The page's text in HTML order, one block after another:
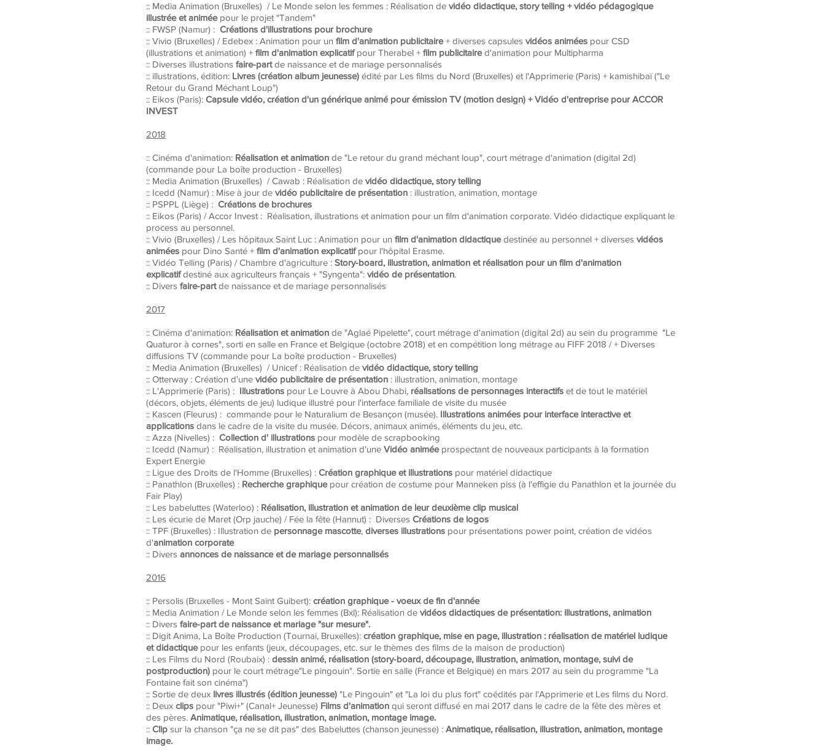
:: Media Animation (Bruxelles) / Le Monde selon les femmes : Réalisation de vidéo didactique, story telling + vidéo pédagogique
illustrée et animée pour le projet "Tandem"
:: FWSP (Namur) : Créations d'illustrations pour brochure
:: Vivio (Bruxelles) / Edebex : Animation pour un film d'animation publicitaire+ diverses capsules vidéos animées pour CSD
(illustrations et animation) + film d'animation explicatifpour Therabel + film publicitaired'animation pour Multipharma
:: Diverses illustrations faire-partde naissance et de mariage personnalisés
:: illustrations, édition: Livres (création album jeunesse) édité par Les films du Nord (Bruxelles) et l'Apprimerie (Paris) + kamishibaï ("Le
Retour du Grand Méchant Loup")
:: Eikos (Paris): Capsule vidéo, création d'un générique animé pour émission TV (motion design) + Vidéo d'entreprise pour ACCOR
INVEST
2018
:: Cinéma d'animation: Réalisation et animation de "Le retour du grand méchant loup", court métrage d'animation (digital 2d)
(commande pour La boîte production - Bruxelles)
:: Media Animation (Bruxelles) / Cawab : Réalisation de vidéo didactique, story telling
:: Icedd (Namur) : Mise à jour de vidéo publicitaire de présentation : illustration, animation, montage
:: PSPPL (Liège) : Créations de brochures
:: Eikos (Paris) / Accor Invest : Réalisation, illustrations et animation pour un film d'animation corporate. Vidéo didactique expliquant le
process au personnel.
:: Vivio (Bruxelles) / Les hôpitaux Saint Luc : Animation pour un film d'animation didactiquedestinée au personnel + diverses vidéos
animées pour Dino Santé + film d'animation explicatifpour l'hôpital Erasme.
:: Vidéo Telling (Paris) / Chambre d'agriculture : Story-board, illustration, animation et réalisation pour un film d'animation
explicatifdestiné aux agriculteurs français + "Syngenta": vidéo de présentation.
:: Divers faire-partde naissance et de mariage personnalisés
2017
:: Cinéma d'animation: Réalisation et animation de "Aglaé Pipelette", court métrage d'animation (digital 2d) au sein du programme "Le
Quaturor à cornes", sorti en salle en France et Belgique (octobre 2018) et en compétition long métrage au FIFF 2018 / + Diverses
diffusions TV (commande pour La boîte production - Bruxelles)
:: Media Animation (Bruxelles) / Unicef : Réalisation de vidéo didactique, story telling
:: Otterway : Création d'une vidéo publicitaire de présentation : illustration, animation, montage
:: L'Apprimerie (Paris) : Illustrations pour Le Louvre à Abou Dhabi, réalisations de personnages interactifs et de tout le matériel
(décors, objets, éléments de jeu) ludique illustré pour l'interface familiale de visite du musée
:: Kascen (Fleurus) : commande pour le Naturalium de Besançon (musée). Illustrations animées pour interface interactive et
applications dans le cadre de la visite du musée. Décors, animaux animés, éléments du jeu, etc.
:: Azza (Nivelles) : Collection d' illustrations pour modèle de scrapbooking
:: Icedd (Namur) : Réalisation, illustration et animation d'une Vidéo animée prospectant de nouveaux participants à la formation
Expert Energie
:: Ligue des Droits de l'Homme (Bruxelles) : Création graphique et illustrations pour matériel didactique
:: Panathlon (Bruxelles) : Recherche graphique pour création de costume pour Manneken piss (à l'effigie du Panathlon et la journée du
Fair Play)
:: Les babeluttes (Waterloo) : Réalisation, illustration et animation de leur deuxième clip musical
:: Les écurie de Maret (Orp jauche) / Fée la fête (Hannut) : Diverses Créations de logos
:: TPF (Bruxelles) : Illustration de personnage mascotte, diverses illustrations pour présentations power point, création de vidéos
d'animation corporate
:: Divers annonces de naissance et de mariage personnalisés
2016
:: Persolis (Bruxelles - Mont Saint Guibert): création graphique - voeux de fin d'année
:: Media Animation / Le Monde selon les femmes (Bxl): Réalisation de vidéos didactiques de présentation: illustrations, animation
:: Divers faire-part de naissance et mariage "sur mesure".
:: Digit Anima, La Boîte Production (Tournai, Bruxelles): création graphique, mise en page, illustration : réalisation de matériel ludique
et didactiquepour les enfants (jeux, découpages, etc. sur le thèmes des films de la maison de production)
:: Les Films du Nord (Roubaix) : dessin animé, réalisation (story-board, découpage, illustration, animation, montage, suivi de
postproduction) pour le court métrage"Le pingouin". Sortie en salle (France et Belgique) en mars 2017 au sein du programme "La
Fontaine fait son cinéma")
:: Sortie de deux livres illustrés (édition jeunesse) "Le Pingouin" et "La loi du plus fort" coédités par l'Apprimerie et Les films du Nord.
:: Deux clips pour "Piwi+" (Canal+ Jeunesse) Films d'animation qui seront diffusé en mai 2017 dans le cadre de la fête des mères et
des pères. Animatique, réalisation, illustration, animation, montage image.
:: Clip sur la chanson "ça ne se dit pas" des Babeluttes (chanson jeunesse) : Animatique, réalisation, illustration, animation, montage
image.